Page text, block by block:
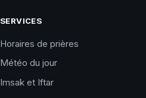
SERVICES
Horaires de prières
Météo du jour
Imsak et Iftar